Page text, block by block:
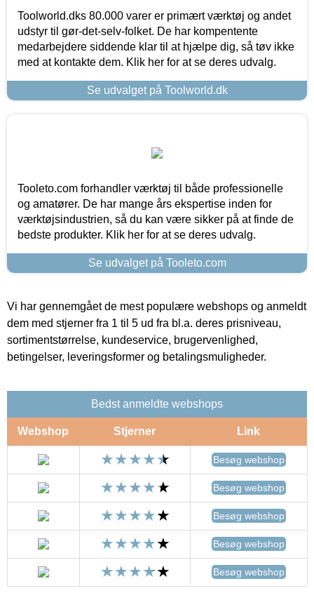
Toolworld.dks 80.000 varer er primært værktøj og andet
udstyr til gør-det-selv-folket. De har kompentente
medarbejdere siddende klar til at hjælpe dig, så tøv ikke
med at kontakte dem. Klik her for at se deres udvalg.
Se udvalget på Toolworld.dk
Tooleto.com forhandler værktøj til både professionelle
og amatører. De har mange års ekspertise inden for
værktøjsindustrien, så du kan være sikker på at finde de
bedste produkter. Klik her for at se deres udvalg.
Se udvalget på Tooleto.com
Vi har gennemgået de mest populære webshops og anmeldt
dem med stjerner fra 1 til 5 ud fra bl.a. deres prisniveau,
sortimentstørrelse, kundeservice, brugervenlighed,
betingelser, leveringsformer og betalingsmuligheder.
Bedst anmeldte webshops
Webshop Stjerner Link
Besøg webshop
Besøg webshop
Besøg webshop
Besøg webshop
Besøg webshop